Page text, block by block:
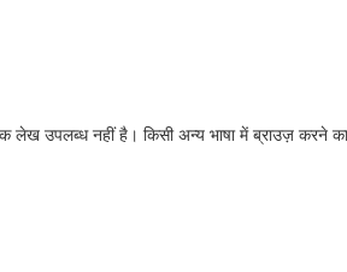
CIRCLE TOKENIZATION
लेख उपलब्ध नहीं है। किसी अन्य भाषा में ब्राउज़ करने